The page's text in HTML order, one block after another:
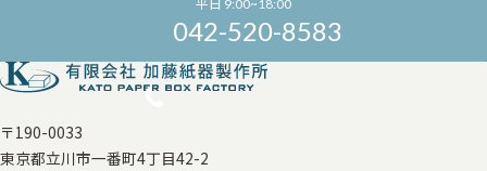
平日 9:00~18:00
042-520-8583
〒190-0033
東京都立川市一番町4丁目42-2